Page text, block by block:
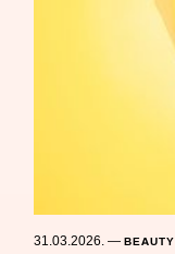
31.03.2026.—BEAUTY